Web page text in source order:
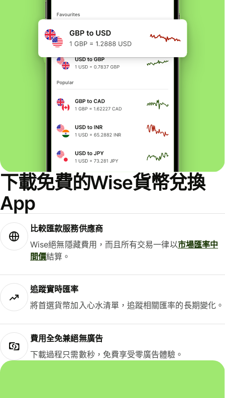
下載免費的Wise貨幣兌換
App
比較匯款服務供應商
Wise絕無隱藏費用，而且所有交易一律以市場匯率中
間價結算。
追蹤實時匯率
將首選貨幣加入心水清單，追蹤相關匯率的長期變化。
費用全免兼絕無廣告
下載過程只需數秒，免費享受零廣告體驗。